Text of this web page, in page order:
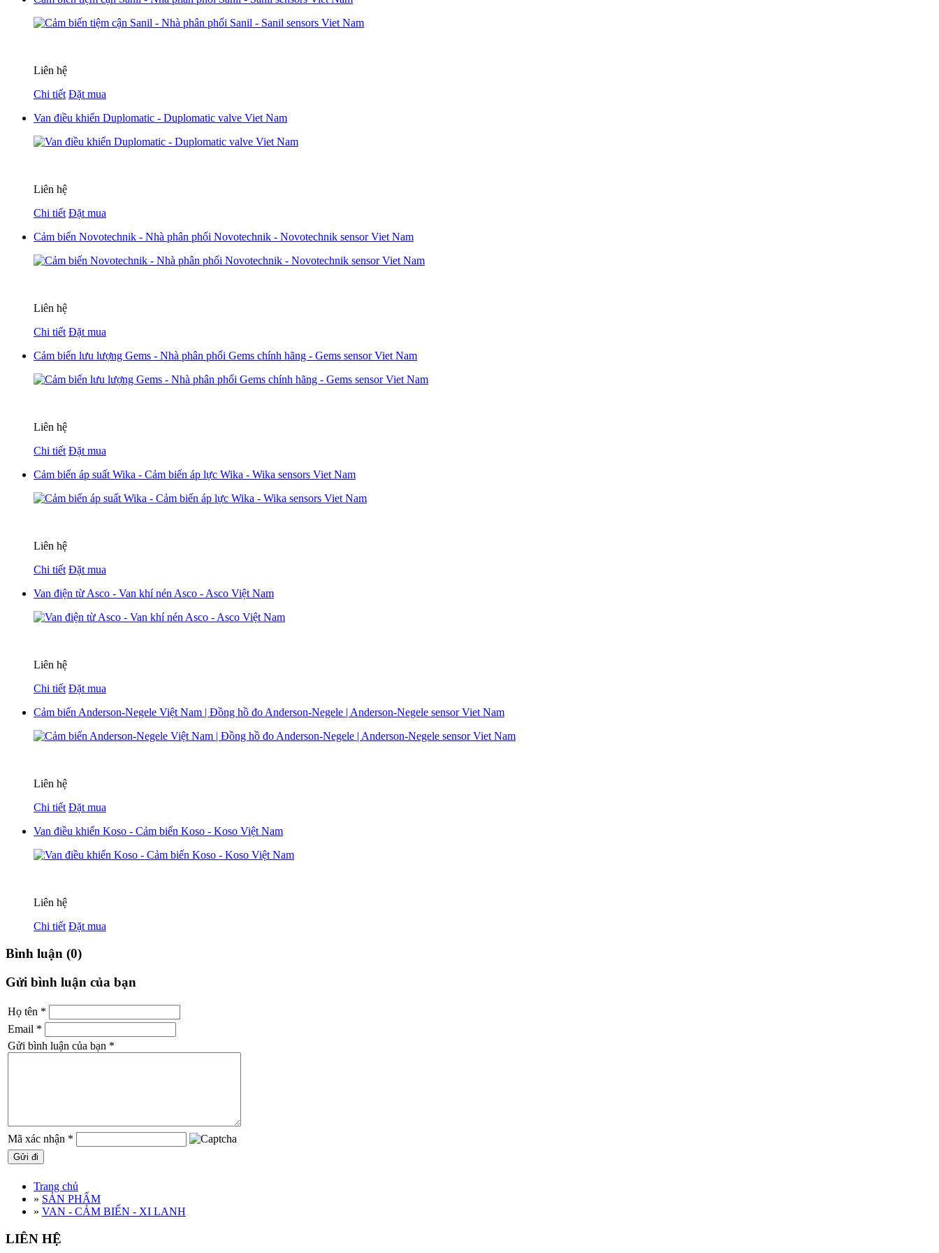
Liên hệ
Chi tiết Đặt mua
Van điều khiển Duplomatic - Duplomatic valve Viet Nam
Liên hệ
Chi tiết Đặt mua
Cảm biến Novotechnik - Nhà phân phối Novotechnik - Novotechnik sensor Viet Nam
Liên hệ
Chi tiết Đặt mua
Cảm biến lưu lượng Gems - Nhà phân phối Gems chính hãng - Gems sensor Viet Nam
Liên hệ
Chi tiết Đặt mua
Cảm biến áp suất Wika - Cảm biến áp lực Wika - Wika sensors Viet Nam
Liên hệ
Chi tiết Đặt mua
Van điện từ Asco - Van khí nén Asco - Asco Việt Nam
Liên hệ
Chi tiết Đặt mua
Cảm biến Anderson-Negele Việt Nam | Đồng hồ đo Anderson-Negele | Anderson-Negele sensor Viet Nam
Liên hệ
Chi tiết Đặt mua
Van điều khiển Koso - Cảm biến Koso - Koso Việt Nam
Liên hệ
Chi tiết Đặt mua
Bình luận (0)
Gửi bình luận của bạn
Họ tên *
Email *
Gửi bình luận của bạn *
Mã xác nhận *
Trang chủ
» SẢN PHẨM
» VAN - CẢM BIẾN - XI LANH
LIÊN HỆ